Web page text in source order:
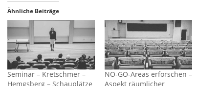
Ähnliche Beiträge
Seminar – Kretschmer –
Hemgsberg – Schauplätze
NO-GO-Areas erforschen –
Aspekt räumlicher